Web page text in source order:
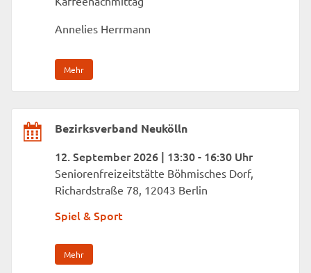
Annelies Herrmann
Mehr
Bezirksverband Neukölln
12. September 2026 | 13:30 - 16:30 Uhr
Seniorenfreizeitstätte Böhmisches Dorf,
Richardstraße 78, 12043 Berlin
Spiel & Sport
Mehr